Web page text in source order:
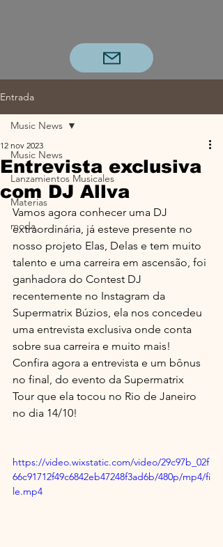
Entrada
Music News
Lanzamientos Musicales
Materias
moda
Music News
Entrevista exclusiva
com DJ Allva
12 nov 2023
Vamos agora conhecer uma DJ
extraordinária, já esteve presente no
nosso projeto Elas, Delas e tem muito
talento e uma carreira em ascensão, foi
ganhadora do Contest DJ
recentemente no Instagram da
Supermatrix Búzios, ela nos concedeu
uma entrevista exclusiva onde conta
sobre sua carreira e muito mais!
Confira agora a entrevista e um bônus
no final, do evento da Supermatrix
Tour que ela tocou no Rio de Janeiro
no dia 14/10!
https://video.wixstatic.com/video/29c97b_02f
66c91712f49c6842eb47248f3ad6b/480p/mp4/fi
le.mp4